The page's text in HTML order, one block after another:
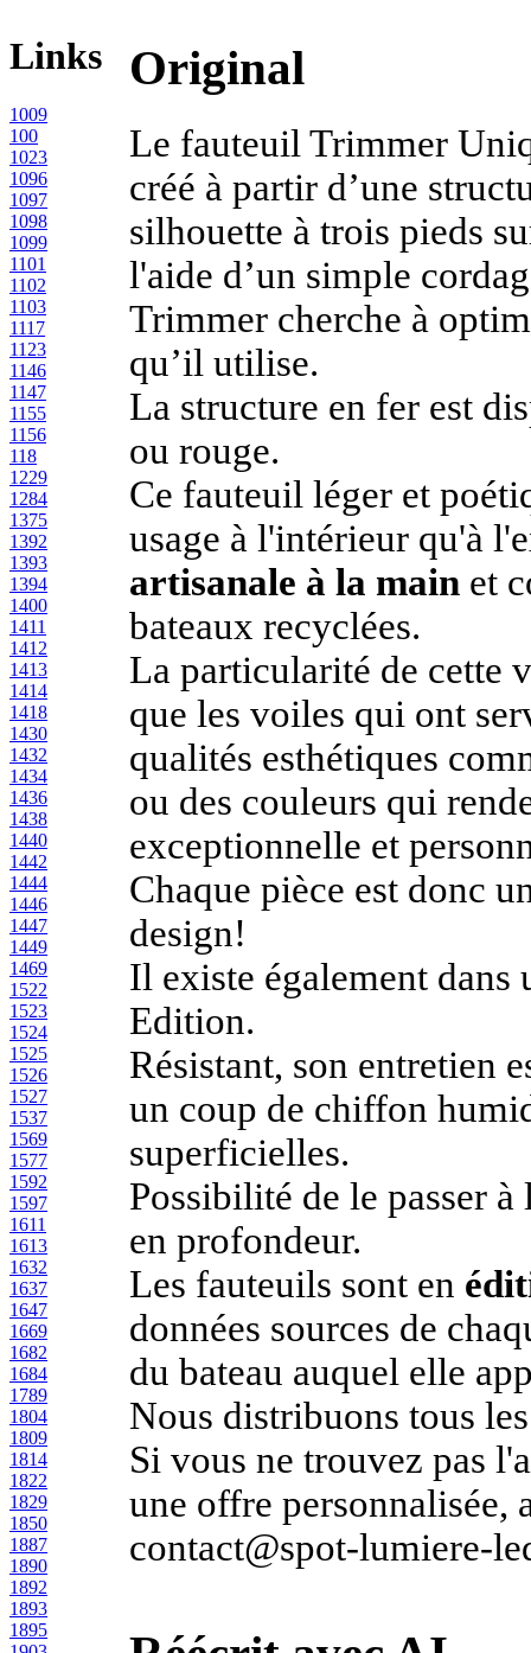
Links
1009
100
1023
1096
1097
1098
1099
1101
1102
1103
1117
1123
1146
1147
1155
1156
118
1229
1284
1375
1392
1393
1394
1400
1411
1412
1413
1414
1418
1430
1432
1434
1436
1438
1440
1442
1444
1446
1447
1449
1469
1522
1523
1524
1525
1526
1527
1537
1569
1577
1592
1597
1611
1613
1632
1637
1647
1669
1682
1684
1789
1804
1809
1814
1822
1829
1850
1887
1890
1892
1893
1895
Original
Le fauteuil Trimmer
créé à partir d’une
silhouette à trois pieds
l'aide d’un simple
Trimmer cherche à
qu’il utilise.
La structure en fer est
ou rouge.
Ce fauteuil léger et
usage à l'intérieur qu'à
artisanale à la main et
bateaux recyclées.
La particularité de cette
que les voiles qui ont
qualités esthétiques
ou des couleurs qui
exceptionnelle et
Chaque pièce est donc
design!
Il existe également
Edition.
Résistant, son entretien
un coup de chiffon
superficielles.
Possibilité de le passer
en profondeur.
Les fauteuils sont en
données sources de
du bateau auquel elle
Nous distribuons tous
Si vous ne trouvez pas
une offre personnalisée,
contact@spot-lumiere-